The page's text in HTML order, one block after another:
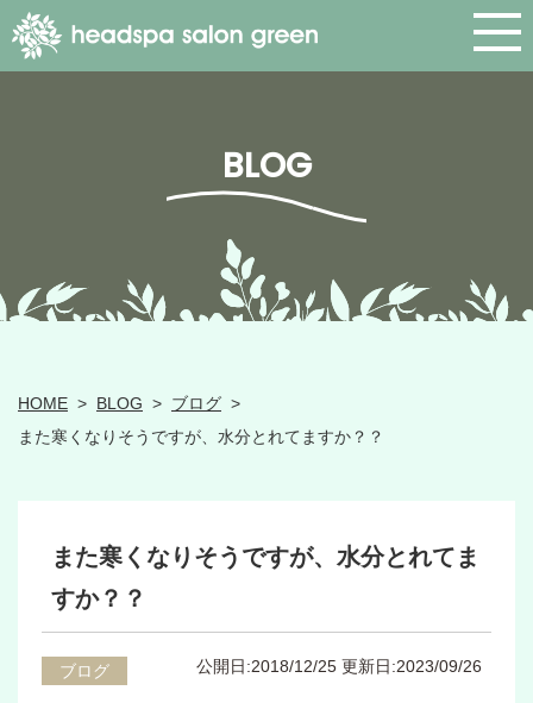
BLOG
HOME > BLOG > ブログ >
また寒くなりそうですが、水分とれてますか？？
また寒くなりそうですが、水分とれてま
すか？？
ブログ 公開日:2018/12/25 更新日:2023/09/26